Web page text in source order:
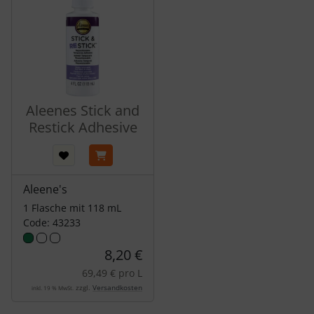
Aleenes Stick and
Restick Adhesive
Aleene's
1 Flasche mit 118 mL
Code: 43233
8,20 €
69,49 € pro L
inkl. 19 % MwSt. zzgl. Versandkosten